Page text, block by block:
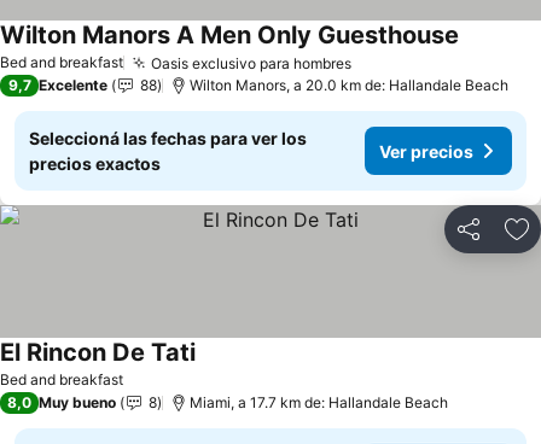
Bed and breakfast Oasis exclusivo para hombres
Wilton Manors A Men Only Guesthouse
9,7 Excelente 88 Wilton Manors, a 20.0 km de: Hallandale Beach
Seleccioná las fechas para ver los
precios exactos
Ver precios
Compartir
Bed and breakfast
El Rincon De Tati
8,0 Muy bueno 8 Miami, a 17.7 km de: Hallandale Beach